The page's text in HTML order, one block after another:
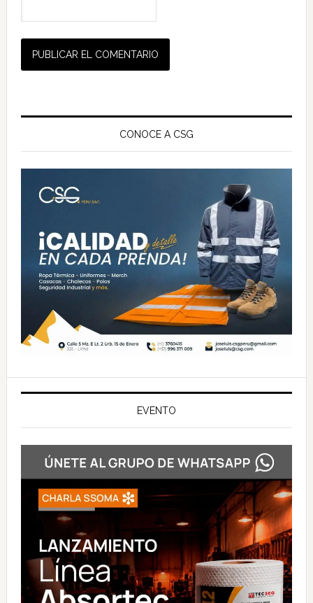
Barra
principal
CONOCE A CSG
EVENTO